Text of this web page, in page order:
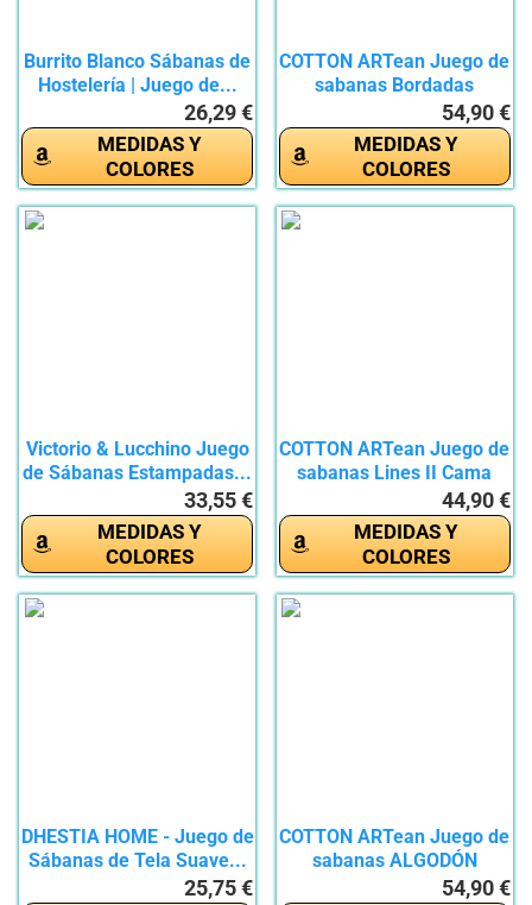
Burrito Blanco Sábanas de
Hostelería | Juego de...
26,29 €
MEDIDAS Y
COLORES
COTTON ARTean Juego de
sabanas Bordadas
54,90 €
MEDIDAS Y
COLORES
Victorio & Lucchino Juego
de Sábanas Estampadas...
33,55 €
MEDIDAS Y
COLORES
COTTON ARTean Juego de
sabanas Lines II Cama
44,90 €
MEDIDAS Y
COLORES
DHESTIA HOME - Juego de
Sábanas de Tela Suave...
25,75 €
COTTON ARTean Juego de
sabanas ALGODÓN
ORGANICO...54,90 €